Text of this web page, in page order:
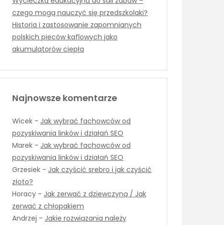
czego mogą nauczyć się przedszkolaki?
Historia i zastosowanie zapomnianych
polskich pieców kaflowych jako
akumulatorów ciepła
Najnowsze komentarze
Wicek - Jak wybrać fachowców od
pozyskiwania linków i działań SEO
Marek - Jak wybrać fachowców od
pozyskiwania linków i działań SEO
Grzesiek - Jak czyścić srebro i jak czyścić
złoto?
Horacy - Jak zerwać z dziewczyną / Jak
zerwać z chłopakiem
Andrzej - Jakie rozwiązania należy